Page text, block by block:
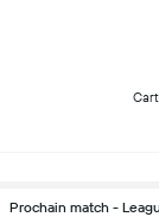
Prochain match -